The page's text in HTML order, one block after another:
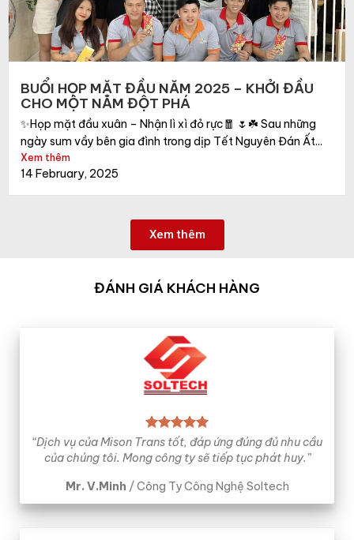
BUỔI HỌP MẶT ĐẦU NĂM 2025 – KHỞI ĐẦU
CHO MỘT NĂM ĐỘT PHÁ
✨Họp mặt đầu xuân – Nhận lì xì đỏ rực🧧 🌷☘️ Sau những
ngày sum vầy bên gia đình trong dịp Tết Nguyên Đán Ất...
Xem thêm
14 February, 2025
Xem thêm
ĐÁNH GIÁ KHÁCH HÀNG
“Dịch vụ của Mison Trans tốt, đáp ứng đúng đủ nhu cầu
của chúng tôi. Mong công ty sẽ tiếp tục phát huy.”
Mr. V.Minh /Công Ty Công Nghệ Soltech